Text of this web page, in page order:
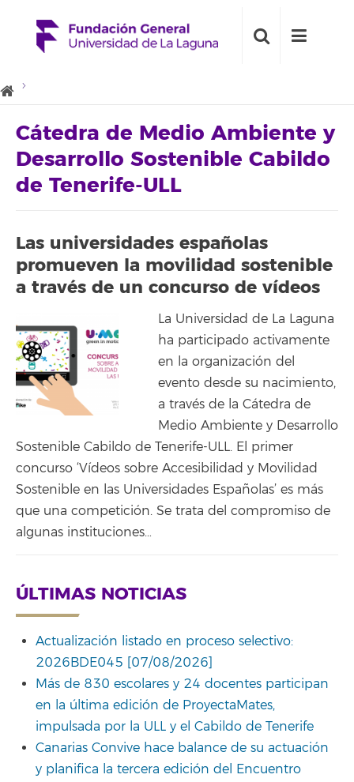
Cátedra de Medio Ambiente y
Desarrollo Sostenible Cabildo
de Tenerife-ULL
Las universidades españolas
promueven la movilidad sostenible
a través de un concurso de vídeos
La Universidad de La Laguna
ha participado activamente
en la organización del
evento desde su nacimiento,
a través de la Cátedra de
Medio Ambiente y Desarrollo
Sostenible Cabildo de Tenerife-ULL. El primer
concurso ‘Vídeos sobre Accesibilidad y Movilidad
Sostenible en las Universidades Españolas’ es más
que una competición. Se trata del compromiso de
algunas instituciones…
ÚLTIMAS NOTICIAS
Actualización listado en proceso selectivo:
2026BDE045 [07/08/2026]
Más de 830 escolares y 24 docentes participan
en la última edición de ProyectaMates,
impulsada por la ULL y el Cabildo de Tenerife
Canarias Convive hace balance de su actuación
y planifica la tercera edición del Encuentro